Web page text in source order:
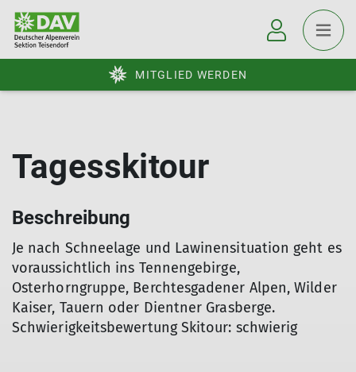
MITGLIED WERDEN
Tagesskitour
Beschreibung
Je nach Schneelage und Lawinensituation geht es
voraussichtlich ins Tennengebirge,
Osterhorngruppe, Berchtesgadener Alpen, Wilder
Kaiser, Tauern oder Dientner Grasberge.
Schwierigkeitsbewertung Skitour: schwierig